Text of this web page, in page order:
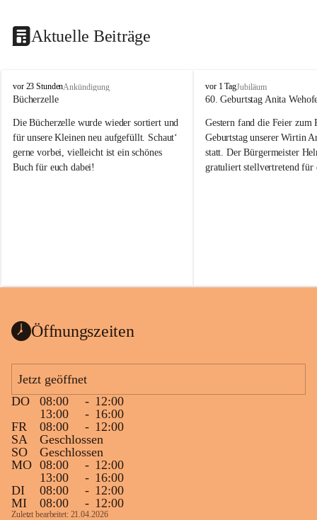
Aktuelle Beiträge
T
o
a
j
vor 23 StundenAnkündigung
Bücherzelle
Die Bücherzelle wurde wieder sortiert und
für unsere Kleinen neu aufgefüllt. Schaut‘
gerne vorbei, vielleicht ist ein schönes
Buch für euch dabei!
Wanduhr (!) benutzt und musste
Das Gemeindeamt freut sich sehr über die
Spende >lesenswerter< Bücher und
vorsortiert in die Bücherzelle eingeräumt
werden können.
Gleichzeitig möchten wir uns bei all Jenen
sehr herzlich bedanken, die bereits viele
tolle Bücher spendiert haben.
T
o
a
j
vor 1 TagJubiläum
60. Geburtstag Anita
Gestern fand die Feier zum
Geburtstag unserer Wirtin
statt. Der Bürgermeister
gratuliert stellvertretend für
Gesundheit, Gelassenheit
Öffnungszeiten
Jetzt geöffnet
DO
08:00 - 12:00
13:00
- 16:00
FR
08:00 - 12:00
SA
Geschlossen
SO
Geschlossen
MO 08:00 - 12:00
13:00
- 16:00
DI
08:00 - 12:00
MI
08:00 - 12:00
Zuletzt bearbeitet: 21.04.2026